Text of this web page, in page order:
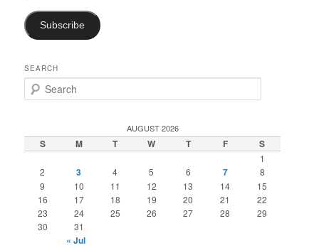
Subscribe
SEARCH
e
c
h
AUGUST 2026
S M T W T F S
1
2
3 4 5 6 7
8
9
10 11 12 13 14
15
16
17 18 19 20 21
22
23
24 25 26 27 28
29
30
31
« Jul